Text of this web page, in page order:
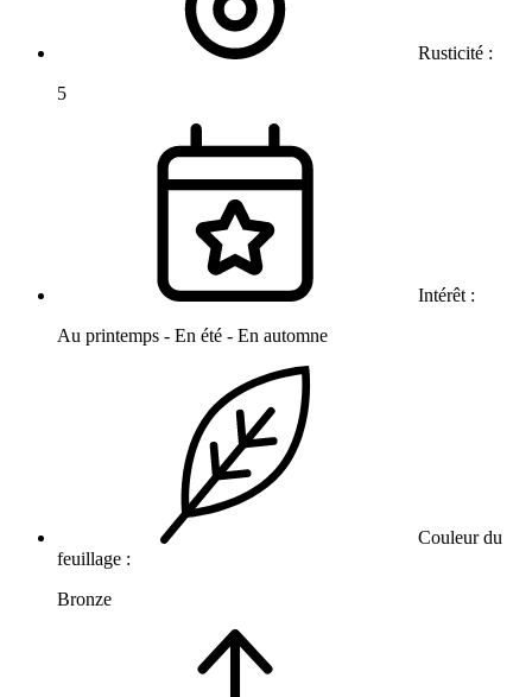
Rusticité :
5
Intérêt :
Au printemps - En été - En automne
Couleur du
feuillage :
Bronze